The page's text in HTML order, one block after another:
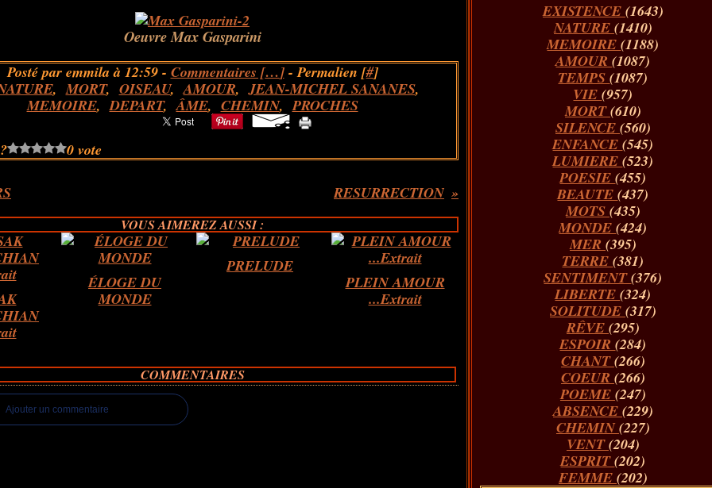
Oeuvre Max Gasparini
Posté par emmila à 12:59 - Commentaires […]- Permalien [#]
,MORT, OISEAU,AMOUR,JEAN-MICHEL SANANES,
MEMOIRE,DEPART,ÂME, CHEMIN,PROCHES
0 vote
RESURRECTION
VOUS AIMEREZ AUSSI :
ÉLOGE DU
MONDE
PRELUDE
PLEIN AMOUR
...Extrait
COMMENTAIRES
Ajouter un commentaire
EXISTENCE (1643)
NATURE (1410)
MEMOIRE(1188)
AMOUR(1087)
TEMPS(1087)
VIE(957)
MORT(610)
SILENCE (560)
ENFANCE(545)
LUMIERE(523)
POESIE(455)
BEAUTE(437)
MOTS (435)
MONDE(424)
MER (395)
TERRE(381)
SENTIMENT(376)
LIBERTE(324)
SOLITUDE (317)
RÊVE (295)
ESPOIR(284)
CHANT(266)
COEUR (266)
POEME (247)
ABSENCE (229)
CHEMIN(227)
VENT(204)
ESPRIT(202)
FEMME (202)